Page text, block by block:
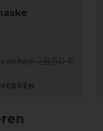
vorher 28,50 €